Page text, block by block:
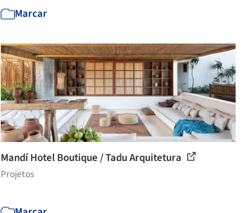
Marcar
Mandí Hotel Boutique / Tadu Arquitetura
Projetos